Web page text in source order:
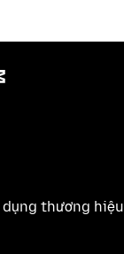
dụng thương hiệu